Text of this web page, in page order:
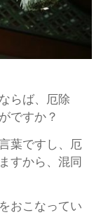
らば、厄除
ですか？
葉ですし、厄
すから、混同
おこなってい